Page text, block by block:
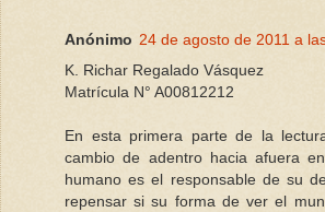
Anónimo 24 de agosto de 2011 a
K. Richar Regalado Vásquez
Matrícula N° A00812212
En esta primera parte de la
cambio de adentro hacia afuera
humano es el responsable de su
repensar si su forma de ver el